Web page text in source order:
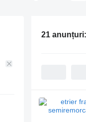
21 anunțuri: